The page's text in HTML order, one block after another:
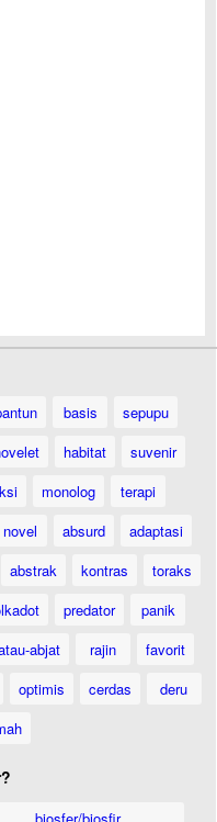
basis
sepupu
habitat
suvenir
monolog
terapi
novel absurd
adaptasi
abstrak kontras
toraks
predator
panik
abjat rajin
favorit
optimis cerdas
deru